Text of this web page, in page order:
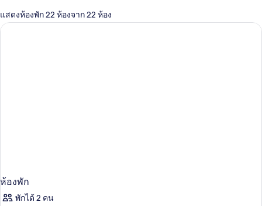
กรอง
ที่
มี
แสดงห้องพัก 22 ห้องจาก 22 ห้อง
ห้องพัก
พักได้ 2 คน